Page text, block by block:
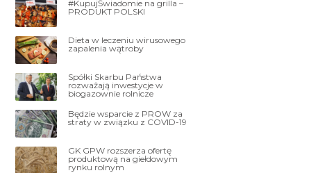
#KupujŚwiadomie na grilla –
PRODUKT POLSKI
Dieta w leczeniu wirusowego
zapalenia wątroby
Spółki Skarbu Państwa
rozważają inwestycje w
biogazownie rolnicze
Będzie wsparcie z PROW za
straty w związku z COVID-19
GK GPW rozszerza ofertę
produktową na giełdowym
rynku rolnym